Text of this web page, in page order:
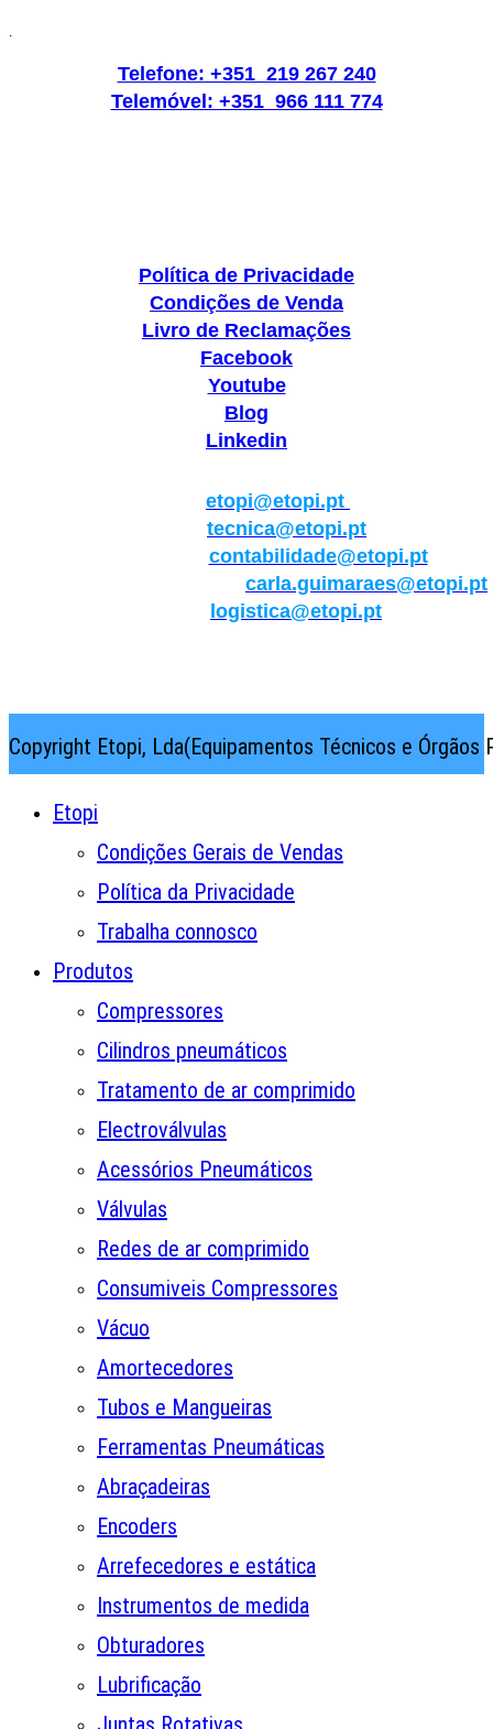
.
Telefone: +351 219 267 240
Telemóvel: +351 966 111 774
Política de Privacidade
Condições de Venda
Livro de Reclamações
Facebook
Youtube
Blog
Linkedin
etopi@etopi.pt
tecnica@etopi.pt
contabilidade@etopi.pt
carla.guimaraes@etopi.pt
logistica@etopi.pt
Copyright Etopi, Lda(Equipamentos Técnicos e
Etopi
Condições Gerais de Vendas
Política da Privacidade
Trabalha connosco
Produtos
Compressores
Cilindros pneumáticos
Tratamento de ar comprimido
Electroválvulas
Acessórios Pneumáticos
Válvulas
Redes de ar comprimido
Consumiveis Compressores
Vácuo
Amortecedores
Tubos e Mangueiras
Ferramentas Pneumáticas
Abraçadeiras
Encoders
Arrefecedores e estática
Instrumentos de medida
Obturadores
Lubrificação